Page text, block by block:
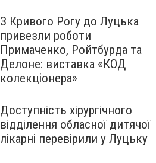
З Кривого Рогу до Луцька
привезли роботи
Примаченко, Ройтбурда та
Делоне: виставка «КОД
колекціонера»
Доступність хірургічного
відділення обласної дитячої
лікарні перевірили у Луцьку